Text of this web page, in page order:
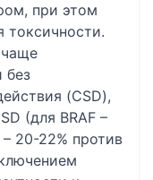
при этом
токсичности.
чаще
без
(CSD),
(для BRAF –
20-22% против